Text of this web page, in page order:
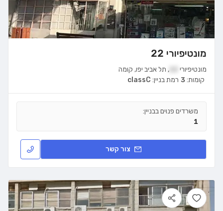
מונטיפיורי 22
מונטיפיורי , תל אביב יפו, קומה
רמת בניין: classC קומות:3
משרדים פנוים בבניין:
1
צור קשר